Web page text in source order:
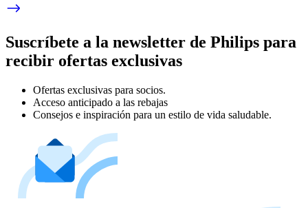
Suscríbete a la newsletter de Philips para
recibir ofertas exclusivas
Ofertas exclusivas para socios.
Acceso anticipado a las rebajas
Consejos e inspiración para un estilo de vida saludable.